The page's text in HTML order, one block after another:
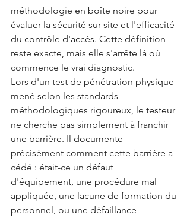
méthodologie en boîte noire pour
évaluer la sécurité sur site et l'efficacité
du contrôle d'accès. Cette définition
reste exacte, mais elle s'arrête là où
commence le vrai diagnostic.
Lors d'un test de pénétration physique
mené selon les standards
méthodologiques rigoureux, le testeur
ne cherche pas simplement à franchir
une barrière. Il documente
précisément comment cette barrière a
cédé : était-ce un défaut
d'équipement, une procédure mal
appliquée, une lacune de formation du
personnel, ou une défaillance